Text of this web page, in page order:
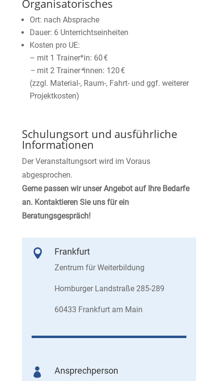
Organisatorisches
Ort: nach Absprache
Dauer: 6 Unterrichtseinheiten
Kosten pro UE:
– mit 1 Trainer*in: 60 €
– mit 2 Trainer*innen: 120 €
(zzgl. Material-, Raum-, Fahrt- und ggf. weiterer
Projektkosten)
Schulungsort und ausführliche
Informationen
Der Veranstaltungsort wird im Voraus
abgesprochen.
Gerne passen wir unser Angebot auf Ihre Bedarfe
an. Kontaktieren Sie uns für ein
Beratungsgespräch!
 Frankfurt
Zentrum für Weiterbildung
Homburger Landstraße 285-289
60433 Frankfurt am Main
 Ansprechperson